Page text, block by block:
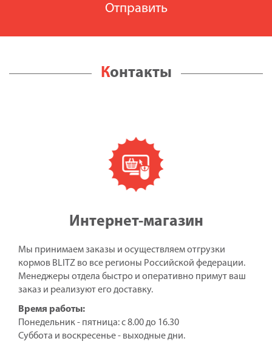
Контакты
Интернет-магазин
Мы принимаем заказы и осуществляем отгрузки
кормов BLITZ во все регионы Российской федерации.
Менеджеры отдела быстро и оперативно примут ваш
заказ и реализуют его доставку.
Время работы:
Понедельник - пятница: с 8.00 до 16.30
Суббота и воскресенье - выходные дни.